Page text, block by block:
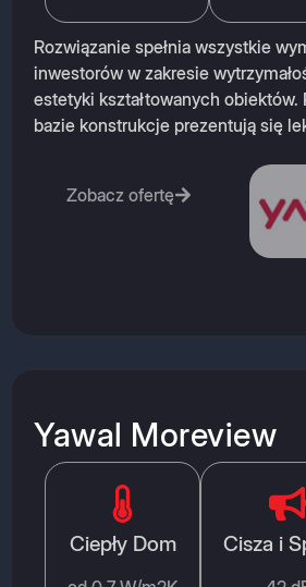
Rozwiązanie spełnia wszystkie
inwestorów w zakresie
estetyki kształtowanych obiektów.
bazie konstrukcje prezentują się
Zobacz ofertę
Yawal Moreview
Ciepły Dom Cisza i